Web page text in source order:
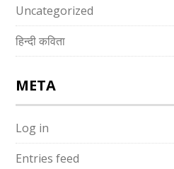
Uncategorized
हिन्दी कविता
META
Log in
Entries feed